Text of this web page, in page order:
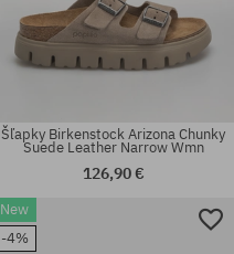
Dostupné veľkosti:
35; 36; 37; 38; 39; 40; 41
Šľapky Birkenstock Arizona Chunky
Suede Leather Narrow Wmn
126,90 €
New
-4%